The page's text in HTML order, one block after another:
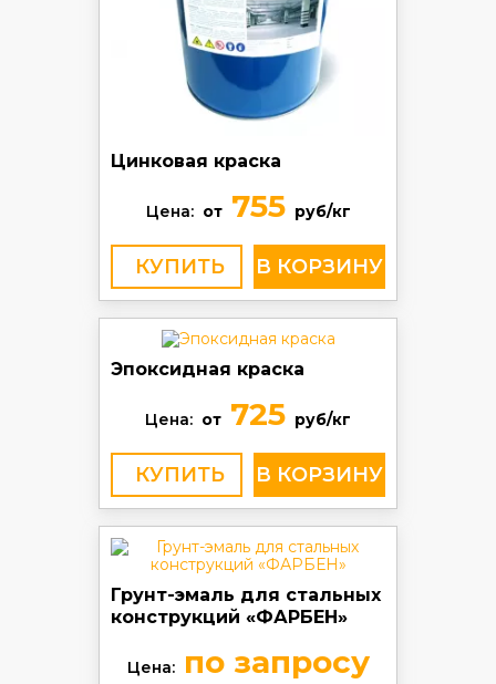
Цинковая краска
Цена: от755 руб/кг
КУПИТЬ
Эпоксидная краска
Цена: от 725 руб/кг
КУПИТЬ
Грунт-эмаль для стальных
конструкций «ФАРБЕН»
Цена:по запросу